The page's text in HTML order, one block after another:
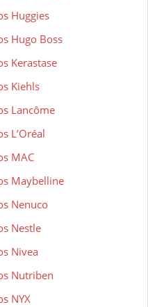
Huggies
Hugo Boss
Kerastase
Kiehls
Lancôme
L’Oréal
MAC
Maybelline
Nenuco
Nestle
Nivea
Nutriben
NYX